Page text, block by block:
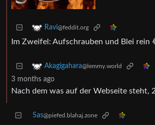
Ravi@feddit.org
Im Zweifel: Aufschrauben und Blei rein
Akagigahara@lemmy.world
3 months ago
Nach dem was auf der Webseite steht,
Sas@piefed.blahaj.zone